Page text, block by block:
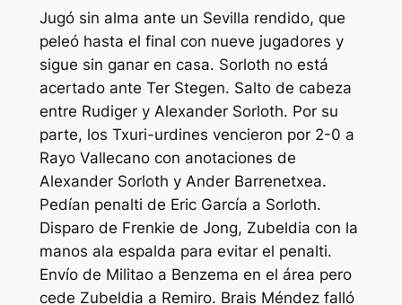
Jugó sin alma ante un Sevilla rendido, que
peleó hasta el final con nueve jugadores y
sigue sin ganar en casa. Sorloth no está
acertado ante Ter Stegen. Salto de cabeza
entre Rudiger y Alexander Sorloth. Por su
parte, los Txuri-urdines vencieron por 2-0 a
Rayo Vallecano con anotaciones de
Alexander Sorloth y Ander Barrenetxea.
Pedían penalti de Eric García a Sorloth.
Disparo de Frenkie de Jong, Zubeldia con la
manos ala espalda para evitar el penalti.
Envío de Militao a Benzema en el área pero
cede Zubeldia a Remiro. Brais Méndez falló